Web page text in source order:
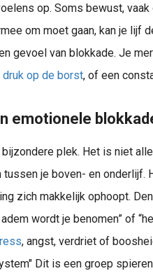
op. Soms bewust,
om moet gaan, kan je lijf
gevoel van blokkade. Je
druk op de borst, of een
emotionele
plek. Het is niet
je boven- en onderlijf.
zich makkelijk ophoopt.
adem wordt je benomen” of
, angst, verdriet of
Dit is een groep